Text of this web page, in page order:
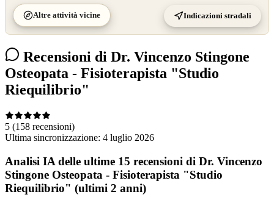
Altre attività vicine Indicazioni stradali
Recensioni di Dr. Vincenzo Stingone
Osteopata - Fisioterapista "Studio
Riequilibrio"
5 (158 recensioni)
Ultima sincronizzazione: 4 luglio 2026
Analisi IA delle ultime 15 recensioni di Dr. Vincenzo
Stingone Osteopata - Fisioterapista "Studio
Riequilibrio" (ultimi 2 anni)